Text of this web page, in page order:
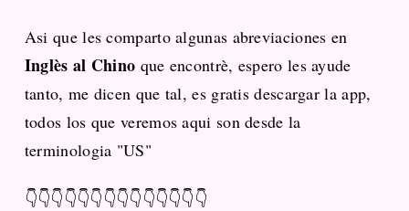
Asi que les comparto algunas abreviaciones en
Inglès al Chino que encontrè, espero les ayude
tanto, me dicen que tal, es gratis descargar la app,
todos los que veremos aqui son desde la
terminologia "US"
👇👇👇👇👇👇👇👇👇👇👇👇👇👇